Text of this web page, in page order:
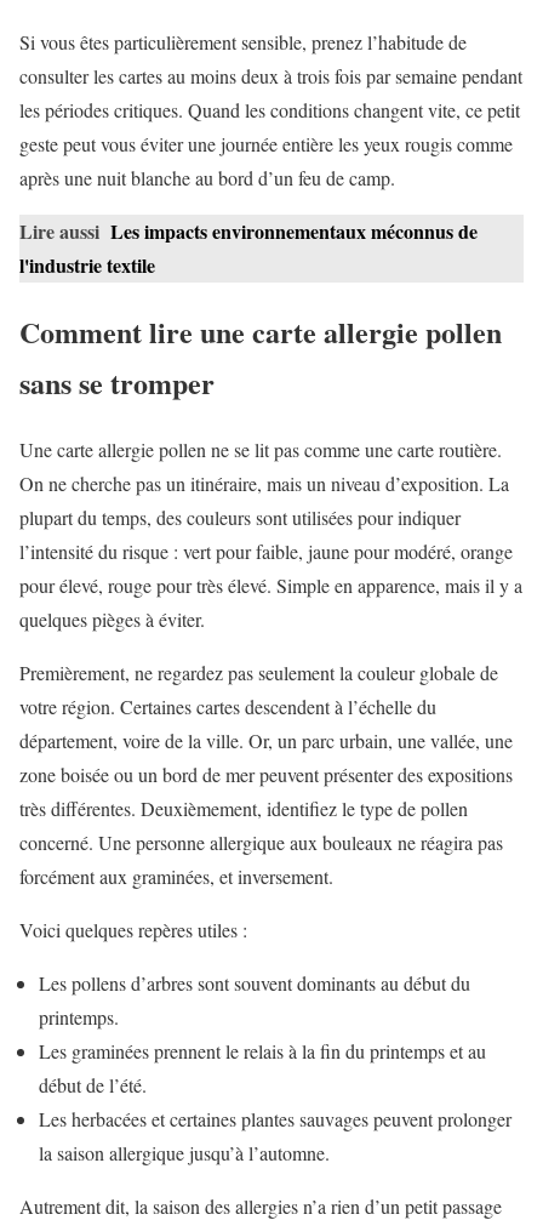
Si vous êtes particulièrement sensible, prenez l’habitude de
consulter les cartes au moins deux à trois fois par semaine pendant
les périodes critiques. Quand les conditions changent vite, ce petit
geste peut vous éviter une journée entière les yeux rougis comme
après une nuit blanche au bord d’un feu de camp.
Lire aussi Les impacts environnementaux méconnus de
l'industrie textile
Comment lire une carte allergie pollen
sans se tromper
Une carte allergie pollen ne se lit pas comme une carte routière.
On ne cherche pas un itinéraire, mais un niveau d’exposition. La
plupart du temps, des couleurs sont utilisées pour indiquer
l’intensité du risque : vert pour faible, jaune pour modéré, orange
pour élevé, rouge pour très élevé. Simple en apparence, mais il y a
quelques pièges à éviter.
Premièrement, ne regardez pas seulement la couleur globale de
votre région. Certaines cartes descendent à l’échelle du
département, voire de la ville. Or, un parc urbain, une vallée, une
zone boisée ou un bord de mer peuvent présenter des expositions
très différentes. Deuxièmement, identifiez le type de pollen
concerné. Une personne allergique aux bouleaux ne réagira pas
forcément aux graminées, et inversement.
Voici quelques repères utiles :
Les pollens d’arbres sont souvent dominants au début du
printemps.
Les graminées prennent le relais à la fin du printemps et au
début de l’été.
Les herbacées et certaines plantes sauvages peuvent prolonger
la saison allergique jusqu’à l’automne.
Autrement dit, la saison des allergies n’a rien d’un petit passage